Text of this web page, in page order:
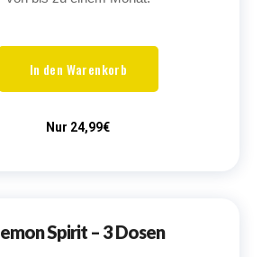
In den Warenkorb
Nur 24,99€
Spirit – 3 Dosen